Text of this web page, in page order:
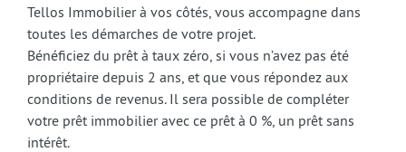
Tellos Immobilier à vos côtés, vous accompagne dans
toutes les démarches de votre projet.
Bénéficiez du prêt à taux zéro, si vous n’avez pas été
propriétaire depuis 2 ans, et que vous répondez aux
conditions de revenus. Il sera possible de compléter
votre prêt immobilier avec ce prêt à 0 %, un prêt sans
intérêt.